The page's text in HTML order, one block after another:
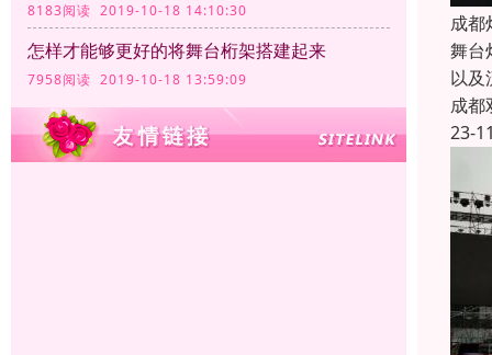
8183阅读 2019-10-18 14:10:30
怎样才能够更好的将舞台桁架搭建起来
7958阅读 2019-10-18 13:59:09
成都
舞台
以及
成都
23-